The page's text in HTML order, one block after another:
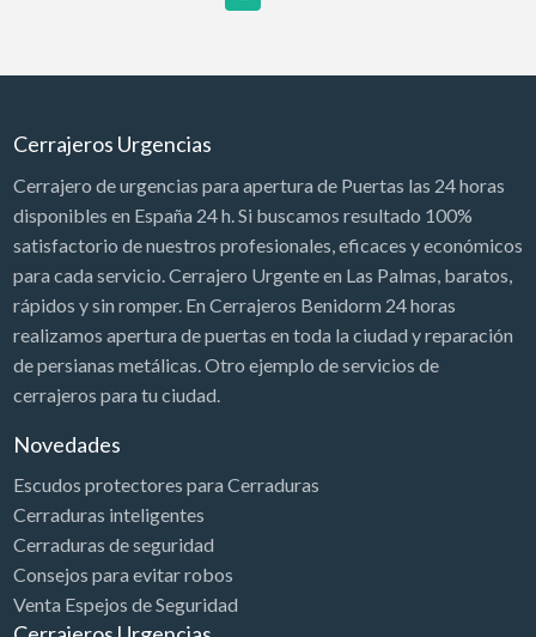
Cerrajeros Urgencias
Cerrajero de urgencias para apertura de Puertas las 24 horas
disponibles en España 24 h. Si buscamos resultado 100%
satisfactorio de nuestros profesionales, eficaces y económicos
para cada servicio. Cerrajero Urgente en Las Palmas, baratos,
rápidos y sin romper. En Cerrajeros Benidorm 24 horas
realizamos apertura de puertas en toda la ciudad y reparación
de persianas metálicas. Otro ejemplo de servicios de
cerrajeros para tu ciudad.
Novedades
Escudos protectores para Cerraduras
Cerraduras inteligentes
Cerraduras de seguridad
Consejos para evitar robos
Venta Espejos de Seguridad